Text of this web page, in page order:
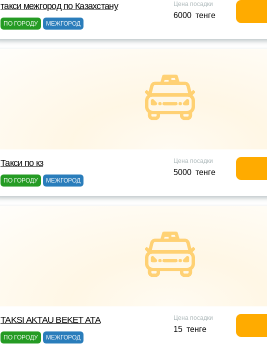
такси межгород по Казахстану
ПО ГОРОДУ МЕЖГОРОД
Цена посадки
6000 тенге
Такси по кз
ПО ГОРОДУ МЕЖГОРОД
Цена посадки
5000 тенге
TAKSI AKTAU BEKET ATA
ПО ГОРОДУ МЕЖГОРОД
Цена посадки
15 тенге